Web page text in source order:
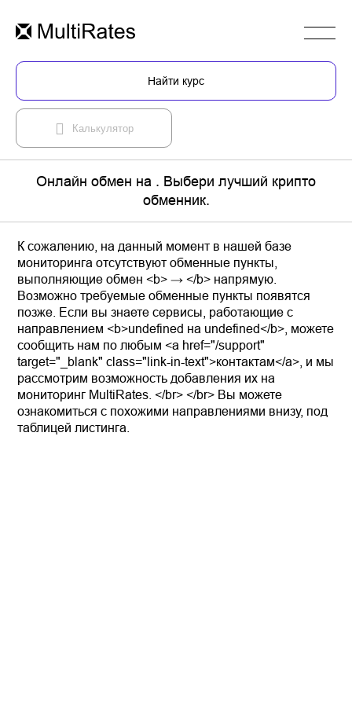
Найти курс
Калькулятор
Онлайн обмен на . Выбери лучший крипто
обменник.
К сожалению, на данный момент в нашей базе
мониторинга отсутствуют обменные пункты,
выполняющие обмен <b> → </b> напрямую.
Возможно требуемые обменные пункты появятся
позже. Если вы знаете сервисы, работающие с
направлением <b>undefined на undefined</b>, можете
сообщить нам по любым <a href="/support"
target="_blank" class="link-in-text">контактам</a>, и мы
рассмотрим возможность добавления их на
мониторинг MultiRates. </br> </br> Вы можете
ознакомиться с похожими направлениями внизу, под
таблицей листинга.